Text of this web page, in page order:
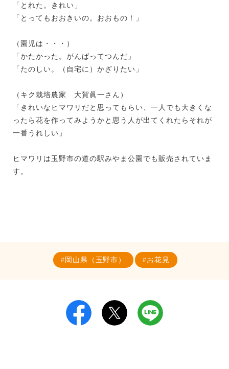
「とれた。きれい」
「とってもおおきいの。おおもの！」
（園児は・・・）
「かたかった。がんばってつんだ」
「たのしい。（自宅に）かざりたい」
（キク栽培農家 大賀眞一さん）
「きれいなヒマワリだと思ってもらい、一人でも大きくな
ったら花を作ってみようかと思う人が出てくれたらそれが
一番うれしい」
ヒマワリは玉野市の道の駅みやま公園でも販売されていま
す。
岡山県（玉野市） お花見